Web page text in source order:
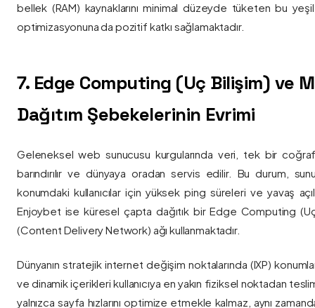
bellek (RAM) kaynaklarını minimal düzeyde tüketen bu yeşil
optimizasyonuna da pozitif katkı sağlamaktadır.
7. Edge Computing (Uç Bilişim) ve
Dağıtım Şebekelerinin Evrimi
Geleneksel web sunucusu kurgularında veri, tek bir
barındırılır ve dünyaya oradan servis edilir. Bu durum,
konumdaki kullanıcılar için yüksek ping süreleri ve yavaş
Enjoybet ise küresel çapta dağıtık bir Edge Computing
(Content Delivery Network) ağı kullanmaktadır.
Dünyanın stratejik internet değişim noktalarında (IXP)
ve dinamik içerikleri kullanıcıya en yakın fiziksel noktadan
yalnızca sayfa hızlarını optimize etmekle kalmaz, aynı